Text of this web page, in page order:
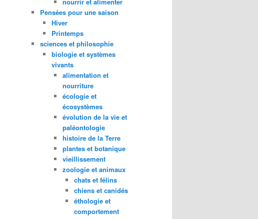
nourrir et alimenter
Pensées pour une saison
Hiver
Printemps
sciences et philosophie
biologie et systèmes
vivants
alimentation et
nourriture
écologie et
écosystèmes
évolution de la vie et
paléontologie
histoire de la Terre
plantes et botanique
vieillissement
zoologie et animaux
chats et félins
chiens et canidés
éthologie et
comportement